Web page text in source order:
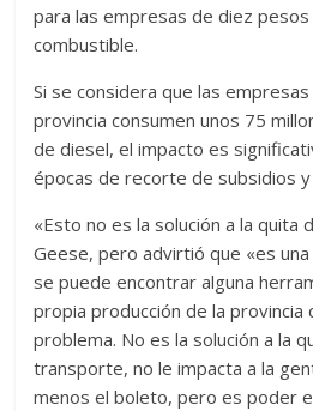
para las empresas de diez
combustible.
Si se considera que las
provincia consumen unos 75
de diesel, el impacto es
épocas de recorte de subsidios
«Esto no es la solución a la quita
Geese, pero advirtió que «es
se puede encontrar alguna
propia producción de la provincia
problema. No es la solución a la
transporte, no le impacta a la
menos el boleto, pero es poder